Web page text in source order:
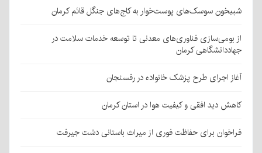
شبیخون سوسک‌های پوست‌خوار به کاج‌های جنگل قائم کرمان
از بومی‌سازی فناوری‌های معدنی تا توسعه خدمات سلامت در
جهاددانشگاهی کرمان
آغاز اجرای طرح پزشک خانواده در رفسنجان
کاهش دید افقی و کیفیت هوا در استان کرمان
فراخوان برای حفاظت فوری از میراث باستانی دشت جیرفت